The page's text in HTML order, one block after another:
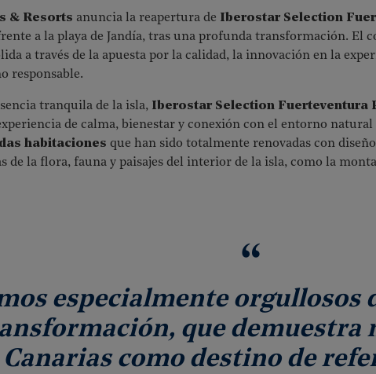
& Resorts anuncia la reapertura de Iberostar Selection
a la playa de Jandía, tras una profunda transformación. El
a través de la apuesta por la calidad, la innovación en la
responsable.
tranquila de la isla, Iberostar Selection Fuerteventura
de calma, bienestar y conexión con el entorno
habitaciones que han sido totalmente renovadas con
de la flora, fauna y paisajes del interior de la isla, como la
especialmente orgullosos
que demuestra
como destino de